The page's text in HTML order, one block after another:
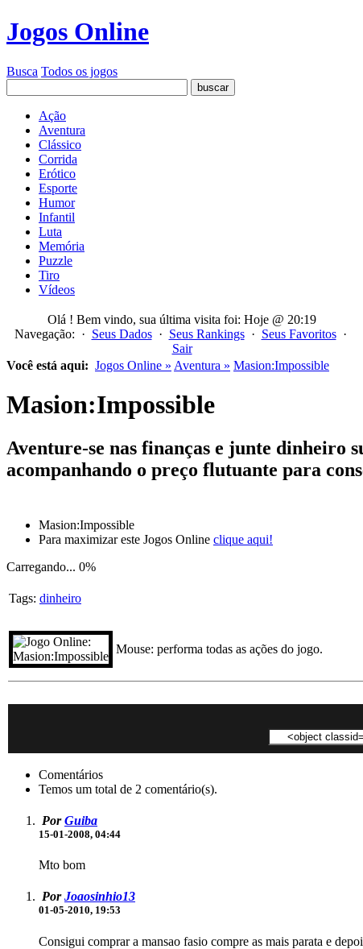
Jogos Online
Busca Todos os jogos
Ação
Aventura
Clássico
Corrida
Erótico
Esporte
Humor
Infantil
Luta
Memória
Puzzle
Tiro
Vídeos
Olá ! Bem vindo, sua última visita foi: Hoje @ 20:19
Navegação: · Seus Dados· Seus Rankings· Seus Favoritos·
Sair
Você está aqui: Jogos Online » Aventura » Masion:Impossible
Masion:Impossible
Aventure-se nas finanças e junte dinheiro
acompanhando o preço flutuante para
Masion:Impossible
Para maximizar este Jogos Online clique aqui!
Carregando... 0%
Tags: dinheiro
Mouse: performa todas as ações do jogo.
Comentários
Temos um total de 2 comentário(s).
PorGuiba
15-01-2008, 04:44
Mto bom
PorJoaosinhio13
01-05-2010, 19:53
Consigui comprar a mansao fasio compre as mais parata e